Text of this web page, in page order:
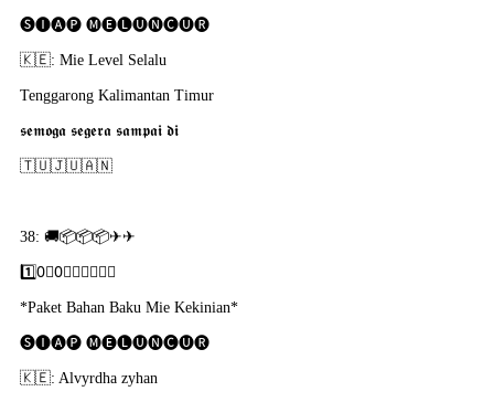
🅢🅘🅐🅟 🅜🅔🅛🅤🅝🅒🅤🅡
🇰​🇪: Mie Level Selalu
Tenggarong Kalimantan Timur
𝖘𝖊𝖒𝖔𝖌𝖆 𝖘𝖊𝖌𝖊𝖗𝖆 𝖘𝖆𝖒𝖕𝖆𝖎 𝖉𝖎
🇹​🇺​🇯​🇺​🇦​🇳
38: 🚚📦📦📦✈✈
1️⃣0⃣0⃣🇵​🇴​🇷​🇸​🇮​
*Paket Bahan Baku Mie Kekinian*
🅢🅘🅐🅟 🅜🅔🅛🅤🅝🅒🅤🅡
🇰​🇪: Alvyrdha zyhan